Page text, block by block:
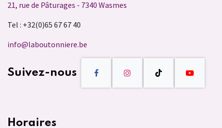
21, rue de Pâturages - 7340 Wasmes
Tel : +32(0)65 67 67 40
info@laboutonniere.be
Suivez-nous
Horaires